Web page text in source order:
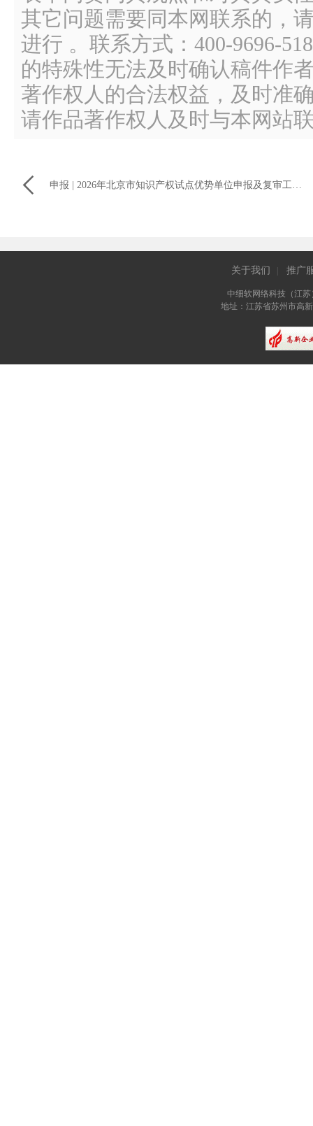
其它问题需要同本网联系的，
进行 。联系方式：400-9696-
的特殊性无法及时确认稿件作
著作权人的合法权益，及时准
请作品著作权人及时与本网站
 申报 | 2026年北京市知识产权试点优势单位申报及复审工作启动
关于我们 推广
中细软网络科技（江
地址：江苏省苏州市高